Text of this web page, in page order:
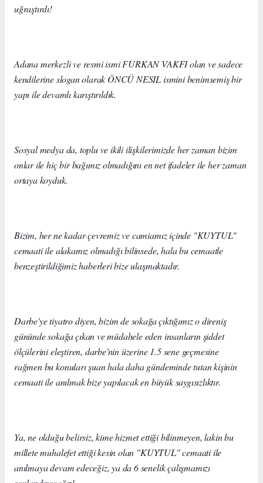
uğraştırdı!
Adana merkezli ve resmi ismi FURKAN VAKFI olan ve sadece
kendilerine slogan olarak ÖNCÜ NESIL ismini benimsemiş bir
yapı ile devamlı karıştırıldık.
Sosyal medya da, toplu ve ikili ilişkilerimizde her zaman bizim
onlar ile hiç bir bağımız olmadığını en net ifadeler ile her zaman
ortaya koyduk.
Bizim, her ne kadar çevremiz ve camiamız içinde "KUYTUL"
cemaati ile alakamız olmadığı bilinsede, hala bu cemaatle
benzeştirildiğimiz haberleri bize ulaşmaktadır.
Darbe'ye tiyatro diyen, bizim de sokağa çıktığımız o direniş
gününde sokağa çıkan ve müdahele eden insanların şiddet
ölçülerini eleştiren, darbe'nin üzerine 1.5 sene geçmesine
rağmen bu konuları şuan hala daha gündeminde tutan kişinin
cemaati ile anılmak bize yapılacak en büyük saygısızlıktır.
Ya, ne olduğu belirsiz, kime hizmet ettiği bilinmeyen, lakin bu
millete muhalefet ettiği kesin olan "KUYTUL" cemaati ile
anılmaya devam edeceğiz, ya da 6 senelik çalışmamızı